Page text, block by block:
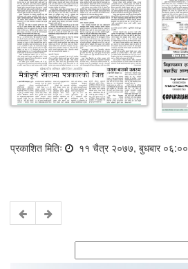
प्रकाशित मितिः ११ चैत्र २०७७, बुधबार ०६:००
for: